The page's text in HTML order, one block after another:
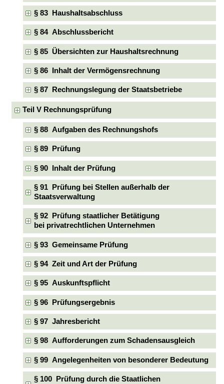
§ 83 Haushaltsabschluss
§ 84 Abschlussbericht
§ 85 Übersichten zur Haushaltsrechnung
§ 86 Inhalt der Vermögensrechnung
§ 87 Rechnungslegung der Staatsbetriebe
Teil V Rechnungsprüfung
§ 88 Aufgaben des Rechnungshofs
§ 89 Prüfung
§ 90 Inhalt der Prüfung
§ 91 Prüfung bei Stellen außerhalb der
Staatsverwaltung
§ 92 Prüfung staatlicher Betätigung
bei privatrechtlichen Unternehmen
§ 93 Gemeinsame Prüfung
§ 94 Zeit und Art der Prüfung
§ 95 Auskunftspflicht
§ 96 Prüfungsergebnis
§ 97 Jahresbericht
§ 98 Aufforderungen zum Schadensausgleich
§ 99 Angelegenheiten von besonderer Bedeutung
§ 100 Prüfung durch die Staatlichen